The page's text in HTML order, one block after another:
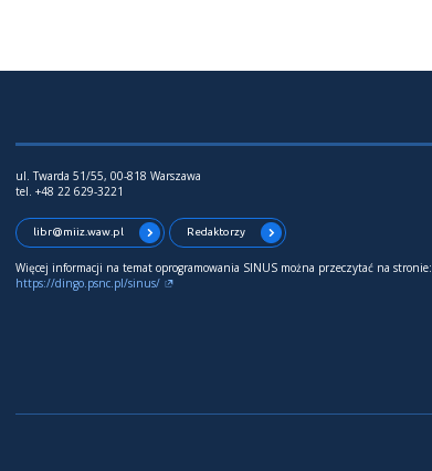
ul. Twarda 51/55, 00-818 Warszawa
tel. +48 22 629-3221
libr@miiz.waw.pl Redaktorzy
Więcej informacji na temat oprogramowania SINUS można przeczytać na stronie:
https://dingo.psnc.pl/sinus/